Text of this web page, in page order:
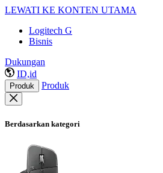
LEWATI KE KONTEN UTAMA
Logitech G
Bisnis
Dukungan
ID,id
Produk Produk
Berdasarkan kategori